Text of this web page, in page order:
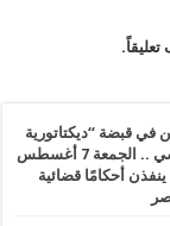
في قبضة “ديكتاتورية
عسكرية” عبد الرحمن السيد صداع سياسي جديد للسيسي .. الجمعة 7 أغسطس
بسجن العاشر من رمضان و47 فقط ينفذن أحكامًا قضائية